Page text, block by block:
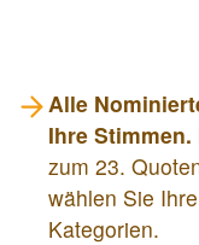
Alle
Ihre Stimmen.
zum 23.
wählen Sie
Kategorien.